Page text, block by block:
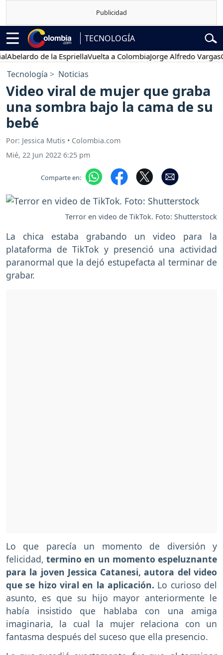
TECNOLOGÍA
de la EspriellaVuelta a ColombiaJorge Alfredo Vargas
Tecnología Noticias
Video viral de mujer que graba
una sombra bajo la cama de su
bebé
Por: Jessica Mutis • Colombia.com
Mié, 22 Jun 2022 6:25 pm
Comparte en:
Terror en video de TikTok. Foto: Shutterstock
La chica estaba grabando un video para la
plataforma de TikTok y presenció una actividad
paranormal que la dejó estupefacta al terminar de
grabar.
Lo que parecía un momento de diversión y
felicidad,termino en un momento espeluznante
para la joven Jessica Catanesi, autora del video
que se hizo viral en la aplicación. Lo curioso del
asunto, es que su hijo mayor anteriormente le
había insistido que hablaba con una amiga
imaginaria, la cual la mujer relaciona con un
fantasma después del suceso que ella presencio.